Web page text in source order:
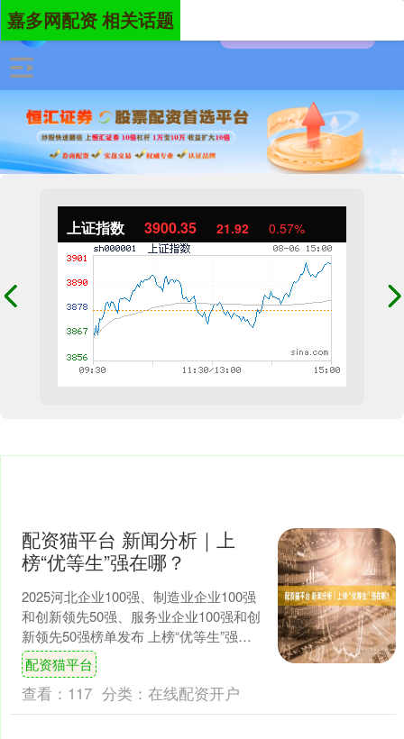
上证指数 3900.35 21.92 0.57%
嘉多网配资 相关话题
配资猫平台 新闻分析｜上
榜“优等生”强在哪？
2025河北企业100强、制造业企业100强
和创新领先50强、服务业企业100强和创
新领先50强榜单发布 上榜“优等生”强在
哪？ 11月13日，由京津冀三地企业....
配资猫平台
查看： 117 分类： 在线配资开户